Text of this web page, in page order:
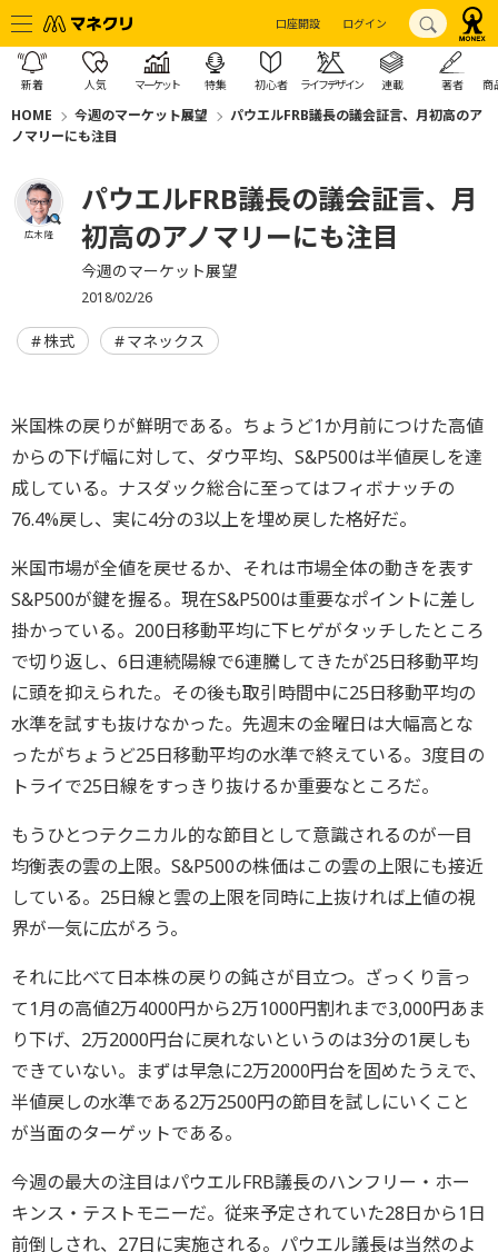
口座開設 ログイン
新着 人気 マーケット 特集 初心者 ライフデザイン 連載 著者 商
HOME 今週のマーケット展望
パウエルFRB議長の議会証言、月初高のア
ノマリーにも注目
広木 隆
パウエルFRB議長の議会証言、月
初高のアノマリーにも注目
今週のマーケット展望
2018/02/26
株式 マネックス
米国株の戻りが鮮明である。ちょうど1か月前につけた高値
からの下げ幅に対して、ダウ平均、S&P500は半値戻しを達
成している。ナスダック総合に至ってはフィボナッチの
76.4%戻し、実に4分の3以上を埋め戻した格好だ。
米国市場が全値を戻せるか、それは市場全体の動きを表す
S&P500が鍵を握る。現在S&P500は重要なポイントに差し
掛かっている。200日移動平均に下ヒゲがタッチしたところ
で切り返し、6日連続陽線で6連騰してきたが25日移動平均
に頭を抑えられた。その後も取引時間中に25日移動平均の
水準を試すも抜けなかった。先週末の金曜日は大幅高とな
ったがちょうど25日移動平均の水準で終えている。3度目の
トライで25日線をすっきり抜けるか重要なところだ。
もうひとつテクニカル的な節目として意識されるのが一目
均衡表の雲の上限。S&P500の株価はこの雲の上限にも接近
している。25日線と雲の上限を同時に上抜ければ上値の視
界が一気に広がろう。
それに比べて日本株の戻りの鈍さが目立つ。ざっくり言っ
て1月の高値2万4000円から2万1000円割れまで3,000円あま
り下げ、2万2000円台に戻れないというのは3分の1戻しも
できていない。まずは早急に2万2000円台を固めたうえで、
半値戻しの水準である2万2500円の節目を試しにいくこと
が当面のターゲットである。
今週の最大の注目はパウエルFRB議長のハンフリー・ホー
キンス・テストモニーだ。従来予定されていた28日から1日
前倒しされ、27日に実施される。パウエル議長は当然のよ